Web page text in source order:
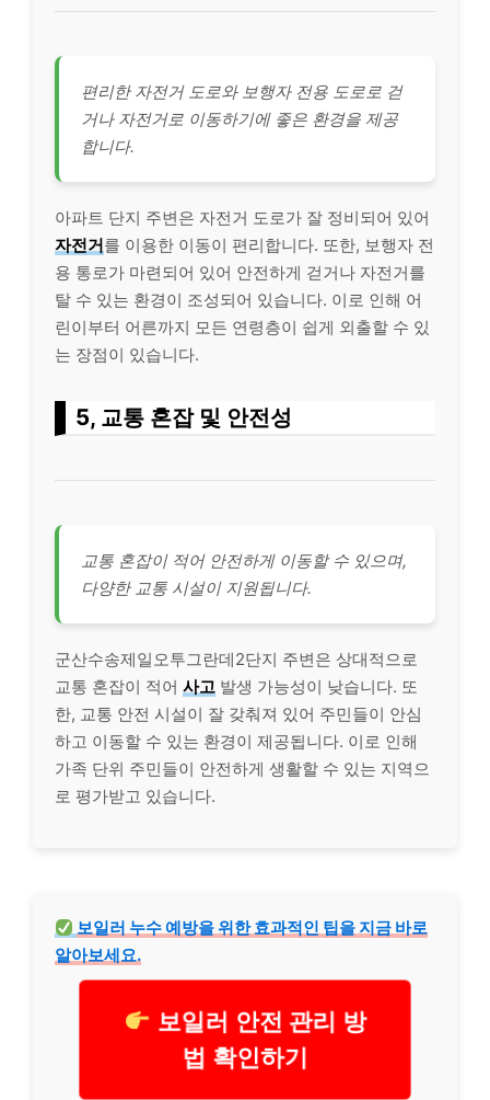
편리한 자전거 도로와 보행자 전용 도로로 걷
거나 자전거로 이동하기에 좋은 환경을 제공
합니다.
아파트 단지 주변은 자전거 도로가 잘 정비되어 있어
자전거를 이용한 이동이 편리합니다. 또한, 보행자 전
용 통로가 마련되어 있어 안전하게 걷거나 자전거를
탈 수 있는 환경이 조성되어 있습니다. 이로 인해 어
린이부터 어른까지 모든 연령층이 쉽게 외출할 수 있
는 장점이 있습니다.
5, 교통 혼잡 및 안전성
교통 혼잡이 적어 안전하게 이동할 수 있으며,
다양한 교통 시설이 지원됩니다.
군산수송제일오투그란데2단지 주변은 상대적으로
교통 혼잡이 적어 사고 발생 가능성이 낮습니다. 또
한, 교통 안전 시설이 잘 갖춰져 있어 주민들이 안심
하고 이동할 수 있는 환경이 제공됩니다. 이로 인해
가족 단위 주민들이 안전하게 생활할 수 있는 지역으
로 평가받고 있습니다.
보일러 누수 예방을 위한 효과적인 팁을 지금 바로
알아보세요.
보일러 안전 관리 방
법 확인하기